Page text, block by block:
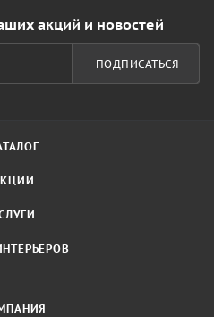
акций и новостей
ПОДПИСАТЬСЯ